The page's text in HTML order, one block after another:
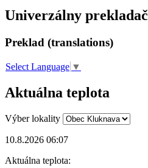
Univerzálny prekladač
Preklad (translations)
Select Language ▼
Aktuálna teplota
Výber lokality
10.8.2026 06:07
Aktuálna teplota: